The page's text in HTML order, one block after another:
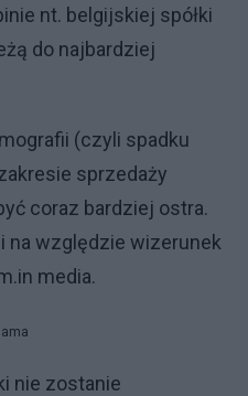
nt. belgijskiej spółki
do najbardziej
(czyli spadku
sprzedaży
coraz bardziej ostra.
na względzie wizerunek
media.
nie zostanie